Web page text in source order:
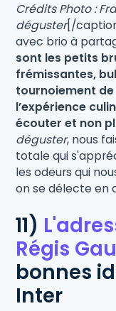
Crédits Photo :
déguster[/
avec brio à
sont les petits
frémissantes,
tournoiement
l’expérience
écouter et non
déguster, nous
totale qui
les odeurs qui
on se délecte en
11)
Régis
bonnes
Inter